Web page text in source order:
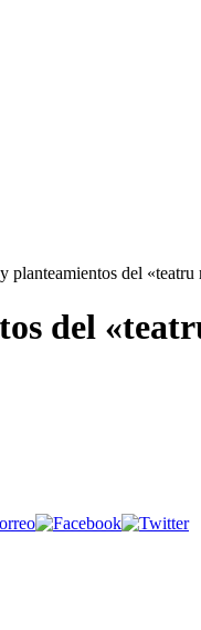
planteamientos del
del